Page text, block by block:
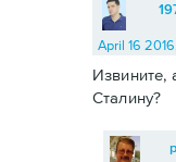
April 16
Извините,
Сталину?